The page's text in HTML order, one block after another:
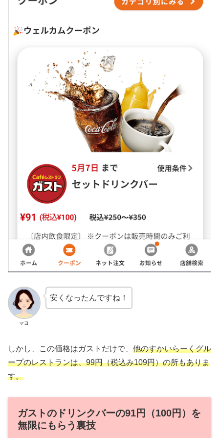
マヨ
安くなったんですね！
しかし、この価格はガストだけで、 他のすかいらーくグル
ープのレストランは、99円（税込み109円）の所もありま
す。
ガストのドリンクバーの91円（100円）を
無限にもらう裏技